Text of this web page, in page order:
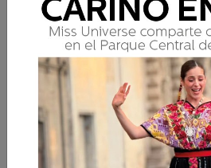
SAT RECUERDA QUE EL 31 DE
DEL IMPUESTO DE
La Superintendencia de